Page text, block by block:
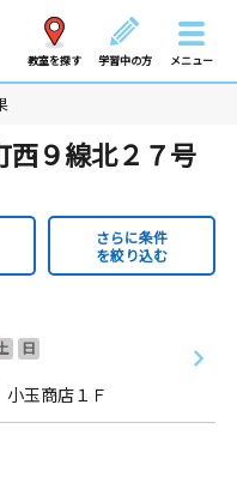
教室を探す 学習中の方 メニュー
西９線北２７号
さらに条件
を絞り込む
日
玉商店１Ｆ